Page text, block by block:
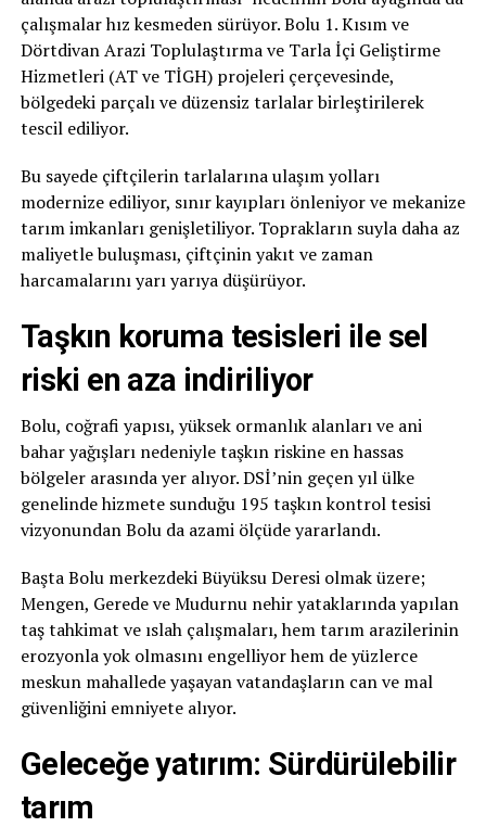
çalışmalar hız kesmeden sürüyor. Bolu 1. Kısım ve
Dörtdivan Arazi Toplulaştırma ve Tarla İçi Geliştirme
Hizmetleri (AT ve TİGH) projeleri çerçevesinde,
bölgedeki parçalı ve düzensiz tarlalar birleştirilerek
tescil ediliyor.
Bu sayede çiftçilerin tarlalarına ulaşım yolları
modernize ediliyor, sınır kayıpları önleniyor ve mekanize
tarım imkanları genişletiliyor. Toprakların suyla daha az
maliyetle buluşması, çiftçinin yakıt ve zaman
harcamalarını yarı yarıya düşürüyor.
Taşkın koruma tesisleri ile sel
riski en aza indiriliyor
Bolu, coğrafi yapısı, yüksek ormanlık alanları ve ani
bahar yağışları nedeniyle taşkın riskine en hassas
bölgeler arasında yer alıyor. DSİ’nin geçen yıl ülke
genelinde hizmete sunduğu 195 taşkın kontrol tesisi
vizyonundan Bolu da azami ölçüde yararlandı.
Başta Bolu merkezdeki Büyüksu Deresi olmak üzere;
Mengen, Gerede ve Mudurnu nehir yataklarında yapılan
taş tahkimat ve ıslah çalışmaları, hem tarım arazilerinin
erozyonla yok olmasını engelliyor hem de yüzlerce
meskun mahallede yaşayan vatandaşların can ve mal
güvenliğini emniyete alıyor.
Geleceğe yatırım: Sürdürülebilir
tarım